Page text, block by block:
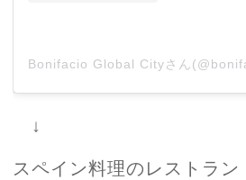
↓
スペイン料理のレストラン